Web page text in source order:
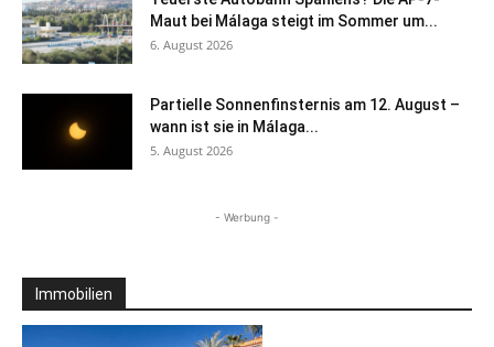
Maut bei Málaga steigt im Sommer um...
6. August 2026
Partielle Sonnenfinsternis am 12. August –
wann ist sie in Málaga...
5. August 2026
- Werbung -
Immobilien